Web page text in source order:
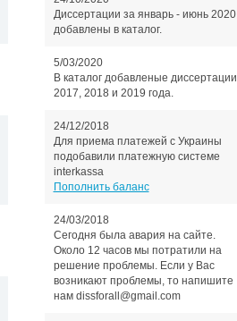
Диссертации за январь - июнь 2020
добавлены в каталог.
5/03/2020
В каталог добавленые диссертации
2017, 2018 и 2019 года.
24/12/2018
Для приема платежей с Украины
подобавили платежную системе
interkassa
Пополнить баланс
24/03/2018
Сегодня была авария на сайте.
Около 12 часов мы потратили на
решение проблемы. Если у Вас
возникают проблемы, то напишите
нам dissforall@gmail.com